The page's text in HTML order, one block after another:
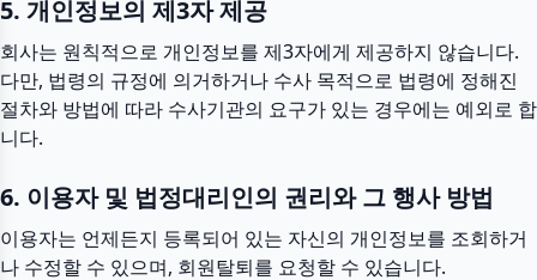
5. 개인정보의 제3자 제공
회사는 원칙적으로 개인정보를 제3자에게 제공하지 않습니다.
다만, 법령의 규정에 의거하거나 수사 목적으로 법령에 정해진
절차와 방법에 따라 수사기관의 요구가 있는 경우에는 예외로 합
니다.
6. 이용자 및 법정대리인의 권리와 그 행사 방법
이용자는 언제든지 등록되어 있는 자신의 개인정보를 조회하거
나 수정할 수 있으며, 회원탈퇴를 요청할 수 있습니다.